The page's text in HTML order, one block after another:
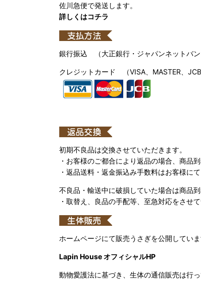
佐川急便で発送します。
詳しくはコチラ
銀行振込 （大正銀行・ジャパンネットバン
クレジットカード （VISA、MASTER、JCB
初期不良品は交換させていただきます。
・お客様のご都合により返品の場合、商品
・返品送料・返金振込み手数料はお客様にて
不良品・輸送中に破損していた場合は商品
・取替え、良品の手配等、至急対応をさせて
ホームページにて販売うさぎを公開していま
Lapin House オフィシャルHP
動物愛護法に基づき、生体の通信販売は行っ